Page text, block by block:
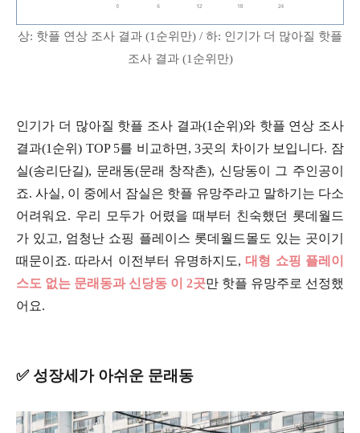
상: 핫플 연상 조사 결과 (1순위만) / 하: 인기가 더 많아질 핫플
조사 결과 (1순위만)
인기가 더 많아질 핫플 조사 결과(1순위)와 핫플 연상 조사
결과(1순위) TOP 5를 비교하면, 3곳의 차이가 보입니다. 잠
실(송리단길), 문래동(문래 창작촌), 신당동이 그 주인공이
죠. 사실, 이 중에서 잠실은 핫플 유망주라고 말하기는 다소
어려워요. 우리 모두가 어렸을 때부터 친숙했던 롯데월드
가 있고, 엄청난 쇼핑 플레이스 롯데월드몰도 있는 곳이기
때문이죠. 따라서 이전부터 유명하지도, 대형 쇼핑 플레이
스도 없는 문래동과 신당동 이 2곳만 핫플 유망주로 선정했
어요.
✅ 성장세가 아쉬운 문래동